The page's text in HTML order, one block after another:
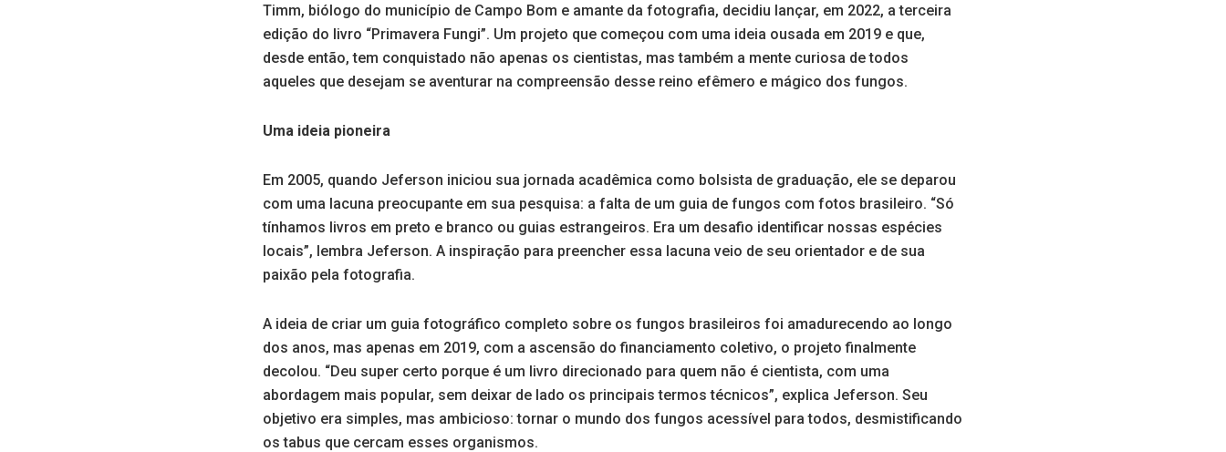
Timm, biólogo do município de Campo Bom e amante da fotografia, decidiu lançar, em 2022, a terceira
edição do livro “Primavera Fungi”. Um projeto que começou com uma ideia ousada em 2019 e que,
desde então, tem conquistado não apenas os cientistas, mas também a mente curiosa de todos
aqueles que desejam se aventurar na compreensão desse reino efêmero e mágico dos fungos.
Uma ideia pioneira
Em 2005, quando Jeferson iniciou sua jornada acadêmica como bolsista de graduação, ele se deparou
com uma lacuna preocupante em sua pesquisa: a falta de um guia de fungos com fotos brasileiro. “Só
tínhamos livros em preto e branco ou guias estrangeiros. Era um desafio identificar nossas espécies
locais”, lembra Jeferson. A inspiração para preencher essa lacuna veio de seu orientador e de sua
paixão pela fotografia.
A ideia de criar um guia fotográfico completo sobre os fungos brasileiros foi amadurecendo ao longo
dos anos, mas apenas em 2019, com a ascensão do financiamento coletivo, o projeto finalmente
decolou. “Deu super certo porque é um livro direcionado para quem não é cientista, com uma
abordagem mais popular, sem deixar de lado os principais termos técnicos”, explica Jeferson. Seu
objetivo era simples, mas ambicioso: tornar o mundo dos fungos acessível para todos, desmistificando
os tabus que cercam esses organismos.